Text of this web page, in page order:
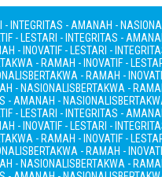
- INTEGRITAS - AMANAH -
- LESTARI - INTEGRITAS -
- INOVATIF - LESTARI -
- RAMAH - INOVATIF -
BERTAKWA - RAMAH -
- NASIONALISBERTAKWA -
- AMANAH - NASIONALIS
- LESTARI - INTEGRITAS -
- INOVATIF - LESTARI -
- RAMAH - INOVATIF -
BERTAKWA - RAMAH -
- NASIONALISBERTAKWA -